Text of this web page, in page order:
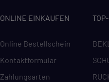
ONLINE EINKAUFEN
Online Bestellschein
Kontaktformular
Zahlungsarten